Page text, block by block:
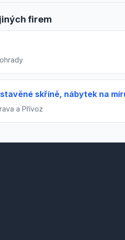
firem
skříně, nábytek na
a Přívoz